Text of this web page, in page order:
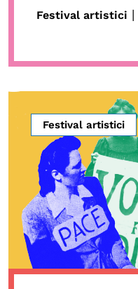
Festival artistici |
Festival artistici